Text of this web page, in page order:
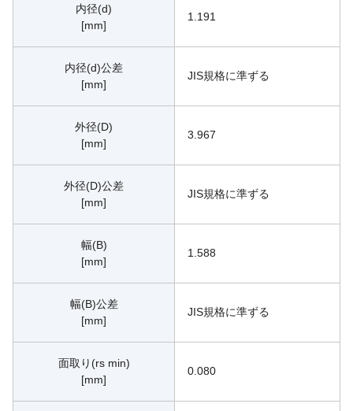
内径(d)
[mm]
1.191
内径(d)公差
[mm]
JIS規格に準ずる
外径(D)
[mm]
3.967
外径(D)公差
[mm]
JIS規格に準ずる
幅(B)
[mm]
1.588
幅(B)公差
[mm]
JIS規格に準ずる
面取り(rs min)
[mm]
0.080